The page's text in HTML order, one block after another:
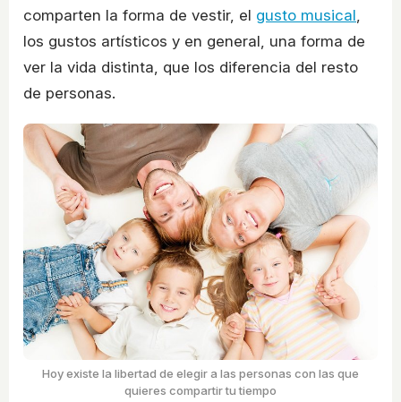
comparten la forma de vestir, el gusto musical,
los gustos artísticos y en general, una forma de
ver la vida distinta, que los diferencia del resto
de personas.
Hoy existe la libertad de elegir a las personas con las que
quieres compartir tu tiempo